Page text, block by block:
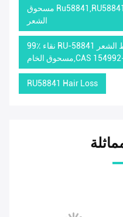
مسحوق Ru58841,RU58841 نمو الشعر,RU58841 تساقط
الشعر
99٪ نقاء RU-58841 مسحوق خام,تساقط الشعر RU-58841
RU58841 Hair Loss